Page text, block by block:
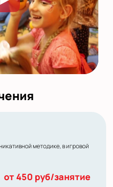
методике, в игровой
от 450 руб/занятие